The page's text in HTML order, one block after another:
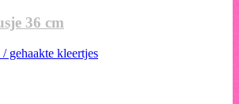
36 cm
gehaakte kleertjes